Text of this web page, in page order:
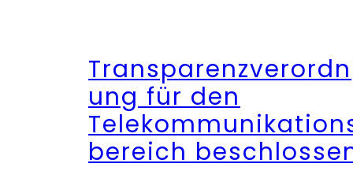
Transparenzverordn
ung für den
bereich